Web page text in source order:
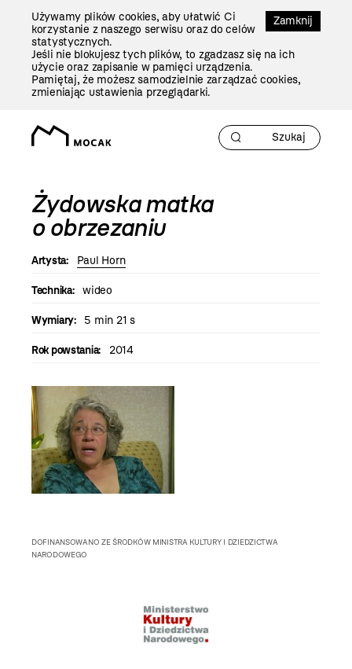
Zamknij
Używamy plików cookies, aby ułatwić Ci
korzystanie z naszego serwisu oraz do celów
statystycznych.
Jeśli nie blokujesz tych plików, to zgadzasz się na ich
użycie oraz zapisanie w pamięci urządzenia.
Pamiętaj, że możesz samodzielnie zarządzać cookies,
zmieniając ustawienia przeglądarki.
Żydowska matka
o obrzezaniu
Artysta: Paul Horn
Technika: wideo
Wymiary: 5 min 21 s
Rok powstania: 2014
DOFINANSOWANO ZE ŚRODKÓW MINISTRA KULTURY I DZIEDZICTWA
NARODOWEGO